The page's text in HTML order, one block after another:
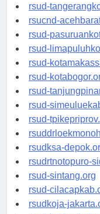
rsud-
rsud-
rsucnd-
rsud-
rsud-
rsud-
rsud-
rsud-
rsud-
rsud-
rsudksa-
rsudrtnotopuro-
rsud-sintang.org
rsud-